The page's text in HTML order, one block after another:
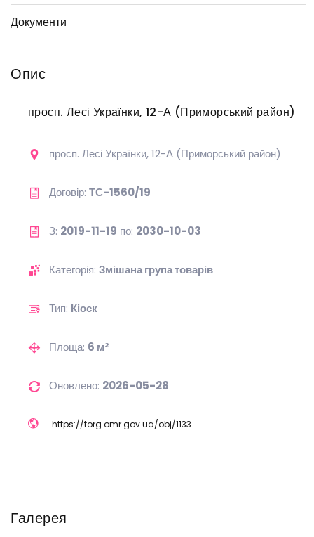
Документи
Опис
просп. Лесі Українки, 12-А (Приморський район)
просп. Лесі Українки, 12-А (Приморський район)
Договір: ТС-1560/19
З: 2019-11-19 по: 2030-10-03
Категорія: Змішана група товарів
Тип: Кіоск
Площа: 6 м²
Оновлено: 2026-05-28
https://torg.omr.gov.ua/obj/1133
Галерея